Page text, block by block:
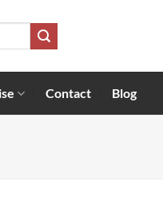
Contact Blog